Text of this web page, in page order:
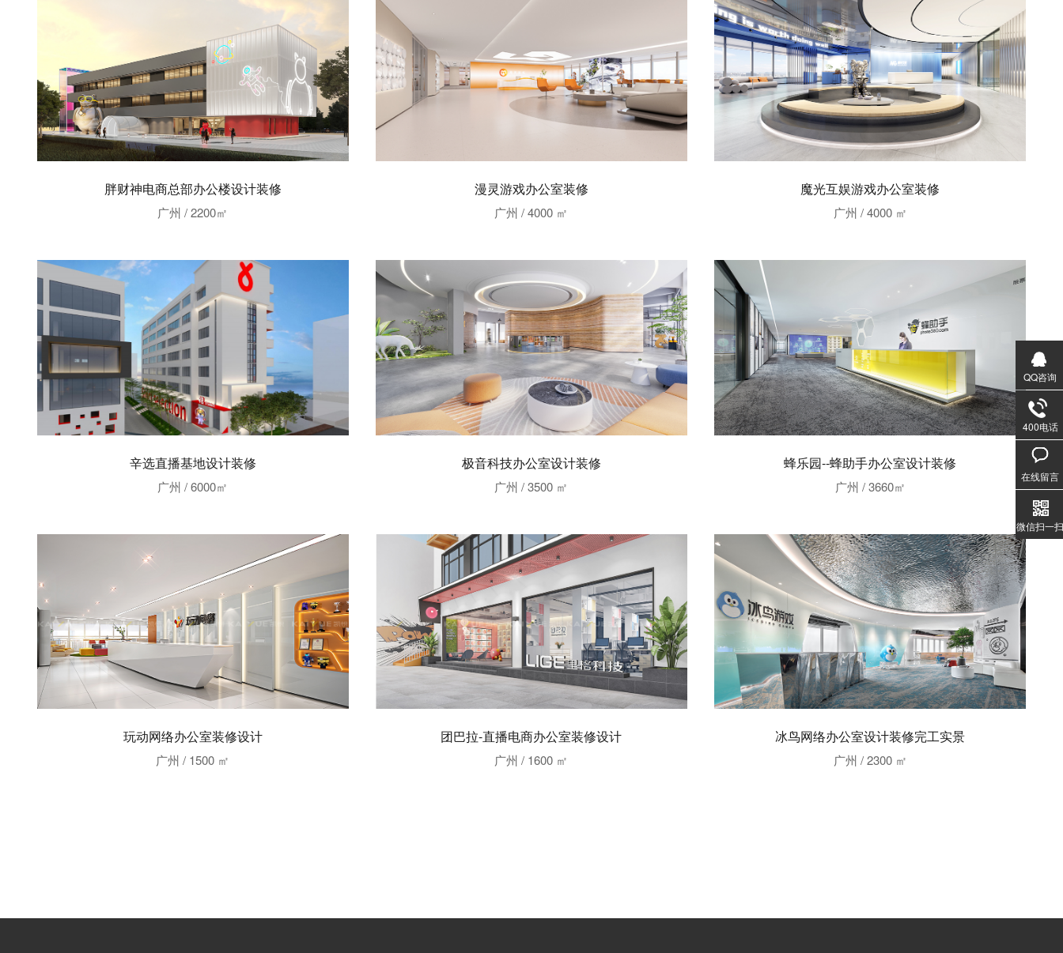
胖财神电商总部办公楼设计装修
广州 / 2200㎡
漫灵游戏办公室装修
广州 / 4000 ㎡
魔光互娱游戏办公室装修
广州 / 4000 ㎡
辛选直播基地设计装修
广州 / 6000㎡
极音科技办公室设计装修
广州 / 3500 ㎡
蜂乐园--蜂助手办公室设计装修
广州 / 3660㎡
玩动网络办公室装修设计
广州 / 1500 ㎡
团巴拉-直播电商办公室装修设计
广州 / 1600 ㎡
冰鸟网络办公室设计装修完工实景
广州 / 2300 ㎡
QQ咨询
400电话
020-
在线留言
微信扫一扫